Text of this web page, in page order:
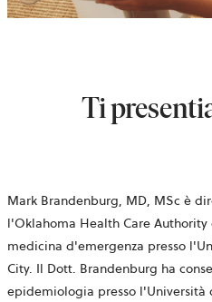
Ti
Mark Brandenburg, MD, MSc è
l'Oklahoma Health Care Authority
medicina d'emergenza presso
City. Il Dott. Brandenburg ha
epidemiologia presso l'Università